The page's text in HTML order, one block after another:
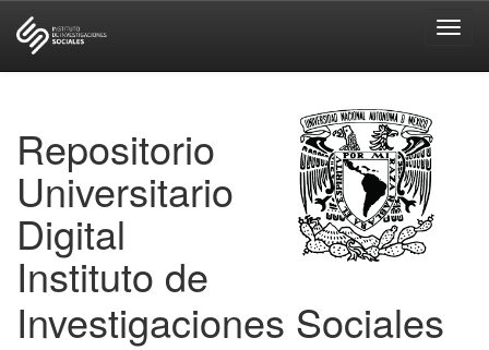
Repositorio
Universitario
Digital
Instituto de
Investigaciones Sociales